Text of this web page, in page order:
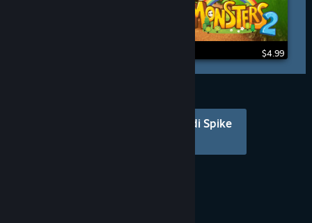
$4.99
Guarda altri prodotti di Spike